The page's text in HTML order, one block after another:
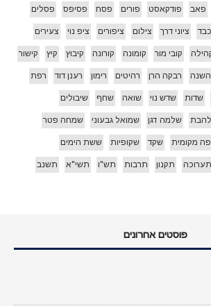
פאב פודקאסט פורים פסח פסיפס פסלים
כבד ציוני דרך צילום ציפורים ציפ נוי צעירים
קובי מור קומונה קורונה קיבוץ קיץ קישור
רבקה הרן רהיטים רימון רענן דוד רפת
שדות שדש נוי שואה שחף שיבולים
שלמה דגן שמואל גבעוני שמחה פטר
מקומית שקד שקופיות ששת הימים
תערוכה תקנון תרבות תש"ו תשי"א תשנב
פוסטים אחרונים